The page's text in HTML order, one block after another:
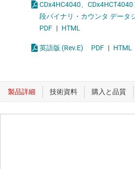
CDx4HC4040、
段バイナリ・カウンタ データ
PDF | HTML
英語版 (Rev.E) PDF | HTML